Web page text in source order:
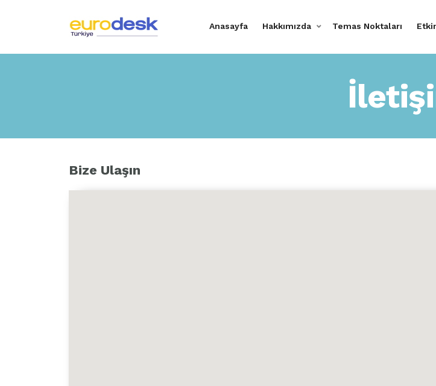
Anasayfa Hakkımızda Temas Noktaları
Bize Ulaşın